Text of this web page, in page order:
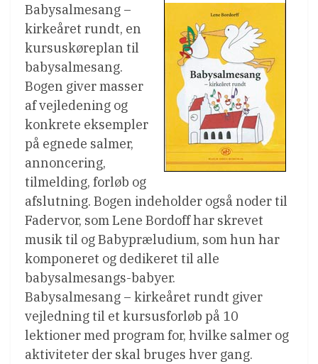
Babysalmesang –
kirkeåret rundt, en
kursuskøreplan til
babysalmesang.
Bogen giver masser
af vejledening og
konkrete eksempler
på egnede salmer,
annoncering,
tilmelding, forløb og
afslutning. Bogen indeholder også noder til
Fadervor, som Lene Bordoff har skrevet
musik til og Babypræludium, som hun har
komponeret og dedikeret til alle
babysalmesangs-babyer.
Babysalmesang – kirkeåret rundt giver
vejledning til et kursusforløb på 10
lektioner med program for, hvilke salmer og
aktiviteter der skal bruges hver gang.